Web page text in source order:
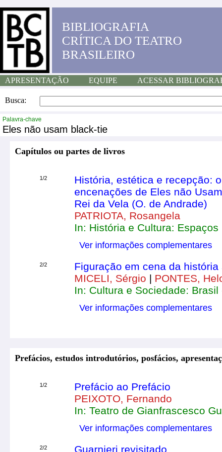
BIBLIOGRAFIA
CRÍTICA DO TEATRO
BRASILEIRO
APRESENTAÇÃO EQUIPE ACESSAR
Busca:
Palavra-chave
Eles não usam black-tie
Capítulos ou partes de livros
1/2
História, estética e recepção:
encenações de Eles não
Rei da Vela (O. de Andrade)
PATRIOTA, Rosangela
In: História e Cultura: Espaços
Ver informações complementares
2/2
Figuração em cena da história
MICELI, Sérgio | PONTES,
In: Cultura e Sociedade: Brasil
Ver informações complementares
Prefácios, estudos introdutórios, posfácios,
1/2
Prefácio ao Prefácio
PEIXOTO, Fernando
In: Teatro de Gianfrascesco
Ver informações complementares
2/2
Guarnieri revisitado